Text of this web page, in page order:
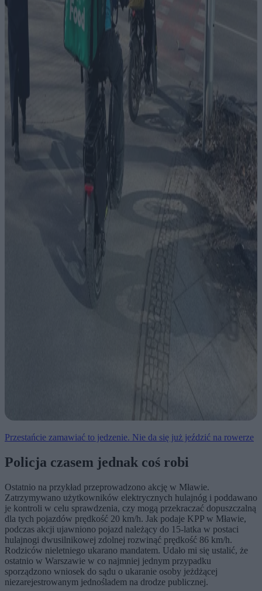
Przestańcie zamawiać to jedzenie. Nie da się już jeździć na rowerze
Policja czasem jednak coś robi
Ostatnio na przykład przeprowadzono akcję w Mławie.
Zatrzymywano użytkowników elektrycznych hulajnóg i poddawano
je kontroli w celu sprawdzenia, czy mogą przekraczać dopuszczalną
dla tych pojazdów prędkość 20 km/h. Jak podaje KPP w Mławie,
podczas akcji ujawniono pojazd należący do 15-latka w postaci
hulajnogi dwusilnikowej zdolnej rozwinąć prędkość 86 km/h.
Rodziców nieletniego ukarano mandatem. Udało mi się ustalić, że
ostatnio w Warszawie w co najmniej jednym przypadku
sporządzono wniosek do sądu o ukaranie osoby jeżdżącej
niezarejestrowanym jednośladem na drodze publicznej.